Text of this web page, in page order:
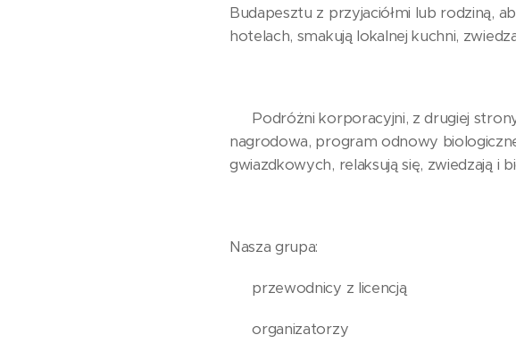
Budapesztu z przyjaciółmi lub rodziną,
hotelach, smakują lokalnej kuchni,
✅️ Podróżni korporacyjni, z drugiej
nagrodowa, program odnowy
gwiazdkowych, relaksują się, zwiedzają i
Nasza grupa:
🗣 przewodnicy z licencją
👨‍💻 organizatorzy